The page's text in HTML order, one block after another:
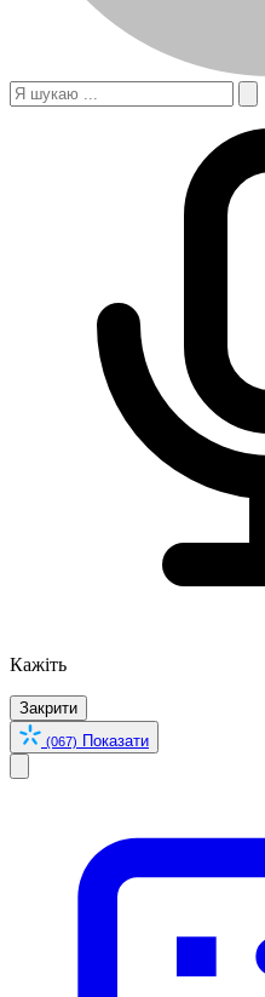
Кажіть
Закрити
(067) Показати